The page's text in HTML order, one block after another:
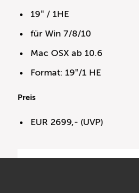
19″ / 1HE
für Win 7/8/10
Mac OSX ab 10.6
Format: 19″/1 HE
Preis
EUR 2699,- (UVP)